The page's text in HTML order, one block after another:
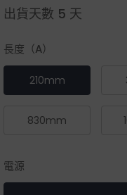
出貨天數 5 天
長度（A）
210mm
830mm
電源